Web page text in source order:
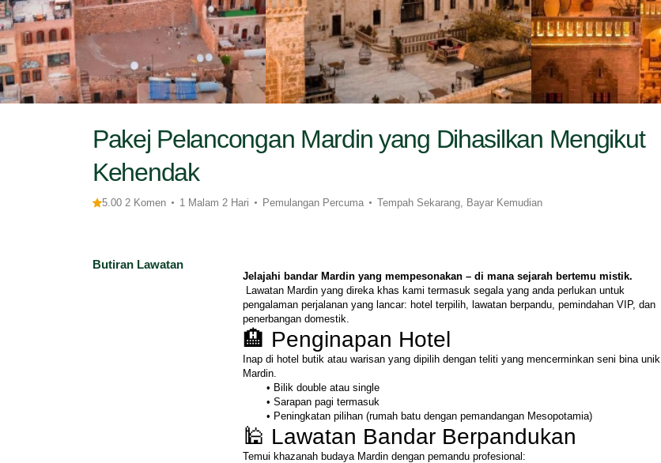
Pakej Pelancongan Mardin yang Dihasilkan Mengikut
Kehendak
5.00 2 Komen 1 Malam 2 Hari Pemulangan Percuma Tempah Sekarang, Bayar Kemudian
Butiran Lawatan
Jelajahi bandar Mardin yang mempesonakan – di mana sejarah bertemu mistik.
pengalaman perjalanan yang lancar: hotel terpilih, lawatan berpandu, pemindahan VIP, dan
penerbangan domestik.
🏨 Penginapan Hotel
Inap di hotel butik atau warisan yang dipilih dengan teliti yang mencerminkan seni bina unik
Mardin.
Bilik double atau single
Sarapan pagi termasuk
Peningkatan pilihan (rumah batu dengan pemandangan Mesopotamia)
🕌 Lawatan Bandar Berpandukan
Temui khazanah budaya Mardin dengan pemandu profesional: